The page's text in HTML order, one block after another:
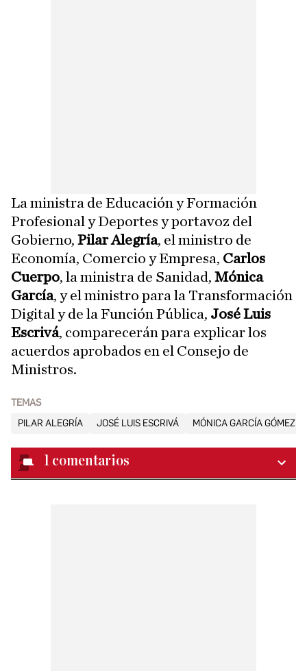
La ministra de Educación y Formación
Profesional y Deportes y portavoz del
Gobierno, Pilar Alegría, el ministro de
Economía, Comercio y Empresa, Carlos
Cuerpo, la ministra de Sanidad, Mónica
García, y el ministro para la Transformación
Digital y de la Función Pública, José Luis
Escrivá, comparecerán para explicar los
acuerdos aprobados en el Consejo de
Ministros.
TEMAS
PILAR ALEGRÍA
JOSÉ LUIS ESCRIVÁ MÓNICA GARCÍA GÓMEZ
1 comentarios